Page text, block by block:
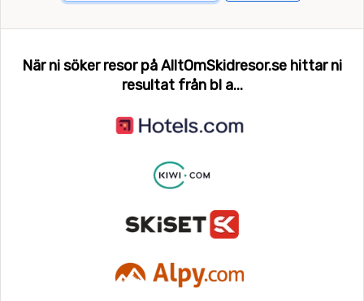
När ni söker resor på AlltOmSkidresor.se hittar ni
resultat från bl a...